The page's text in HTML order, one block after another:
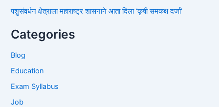
पशुसंवर्धन क्षेत्राला महाराष्ट्र शासनाने आता दिला ‘कृषी समकक्ष दर्जा’
Categories
Blog
Education
Exam Syllabus
Job